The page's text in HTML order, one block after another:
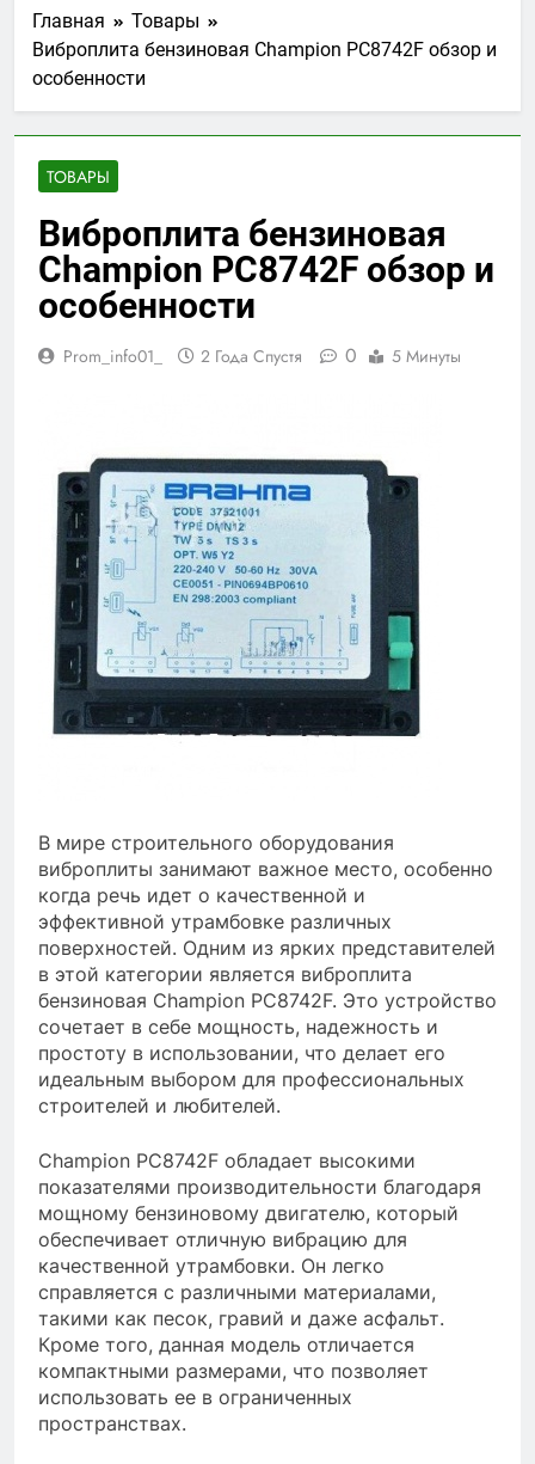
Главная
Товары
Виброплита бензиновая Champion PC8742F обзор и
особенности
ТОВАРЫ
Виброплита бензиновая
Champion PC8742F обзор и
особенности
Prom_info01_ 2 Года Спустя 0 5 Минуты
В мире строительного оборудования
виброплиты занимают важное место, особенно
когда речь идет о качественной и
эффективной утрамбовке различных
поверхностей. Одним из ярких представителей
в этой категории является виброплита
бензиновая Champion PC8742F. Это устройство
сочетает в себе мощность, надежность и
простоту в использовании, что делает его
идеальным выбором для профессиональных
строителей и любителей.
Champion PC8742F обладает высокими
показателями производительности благодаря
мощному бензиновому двигателю, который
обеспечивает отличную вибрацию для
качественной утрамбовки. Он легко
справляется с различными материалами,
такими как песок, гравий и даже асфальт.
Кроме того, данная модель отличается
компактными размерами, что позволяет
использовать ее в ограниченных
пространствах.